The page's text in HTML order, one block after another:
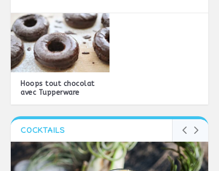
Hoops tout chocolat
avec Tupperware
COCKTAILS